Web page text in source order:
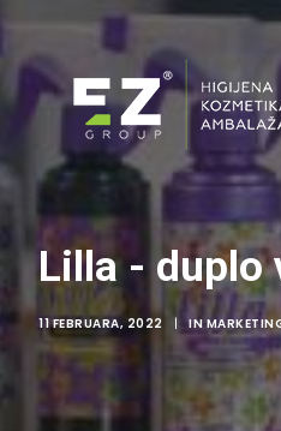
Lilla - duplo
11 FEBRUARA, 2022 | IN